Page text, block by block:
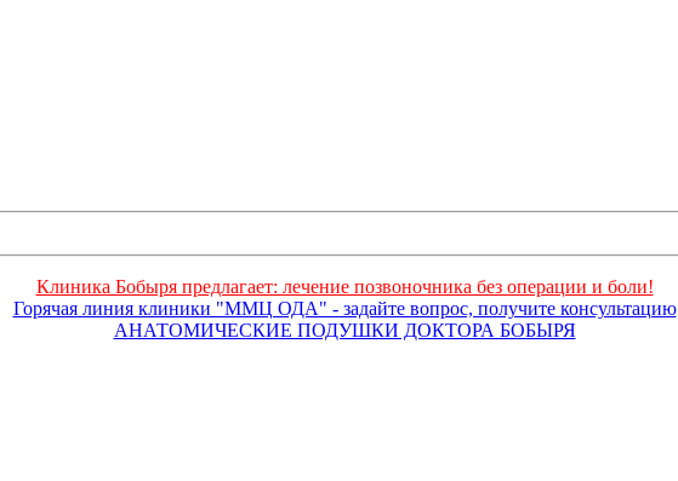
Клиника Бобыря предлагает: лечение позвоночника без операции и боли!
Горячая линия клиники "ММЦ ОДА" - задайте вопрос, получите консультацию
АНАТОМИЧЕСКИЕ ПОДУШКИ ДОКТОРА БОБЫРЯ